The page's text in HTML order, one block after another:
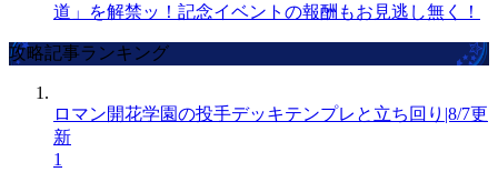
道」を解禁ッ！記念イベントの報酬もお見逃し無く！
攻略記事ランキング
ロマン開花学園の投手デッキテンプレと立ち回り|8/7更
新
1